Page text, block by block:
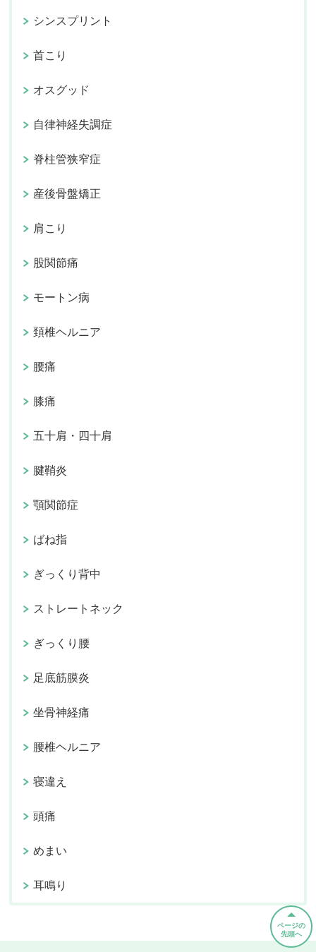
シンスプリント
首こり
オスグッド
自律神経失調症
脊柱管狭窄症
産後骨盤矯正
肩こり
股関節痛
モートン病
頚椎ヘルニア
腰痛
膝痛
五十肩・四十肩
腱鞘炎
顎関節症
ばね指
ぎっくり背中
ストレートネック
ぎっくり腰
足底筋膜炎
坐骨神経痛
腰椎ヘルニア
寝違え
頭痛
めまい
耳鳴り
ページの
先頭へ